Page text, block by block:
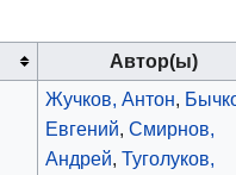
Автор(ы)
Жучков, Антон,
Евгений,Смирнов,
Андрей,Туголуков,